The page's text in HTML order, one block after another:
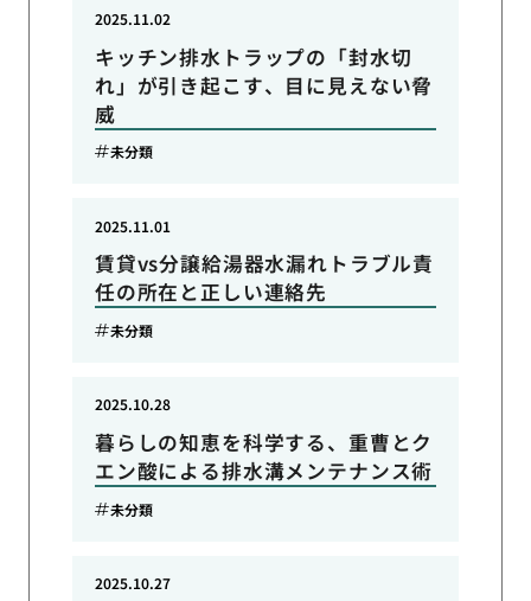
キッチン排水トラップの「封水切
れ」が引き起こす、目に見えない脅
威
2025.11.02
未分類
賃貸vs分譲給湯器水漏れトラブル責
任の所在と正しい連絡先
2025.11.01
未分類
暮らしの知恵を科学する、重曹とク
エン酸による排水溝メンテナンス術
2025.10.28
未分類
2025.10.27